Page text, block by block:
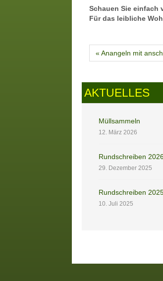
Schauen Sie einfach
Für das leibliche
« Anangeln mit
AKTUELLES
Müllsammeln
12. März 2026
Rundschreiben
29. Dezember 2025
Rundschreiben
10. Juli 2025